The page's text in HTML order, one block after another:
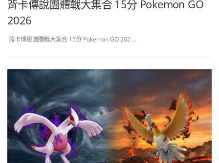
背卡傳說團體戰大集合 15分 Pokemon GO
2026
背卡傳說團體戰大集合 15分 Pokemon GO 202 …